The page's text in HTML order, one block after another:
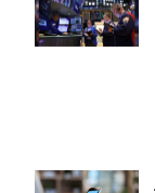
volvió a subir